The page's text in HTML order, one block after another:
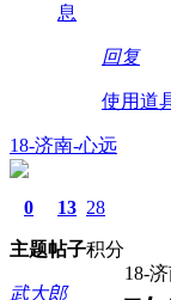
息
回复
使用道
18-济南-心远
0
主题
13
帖子
28
积分
武大郎
18-